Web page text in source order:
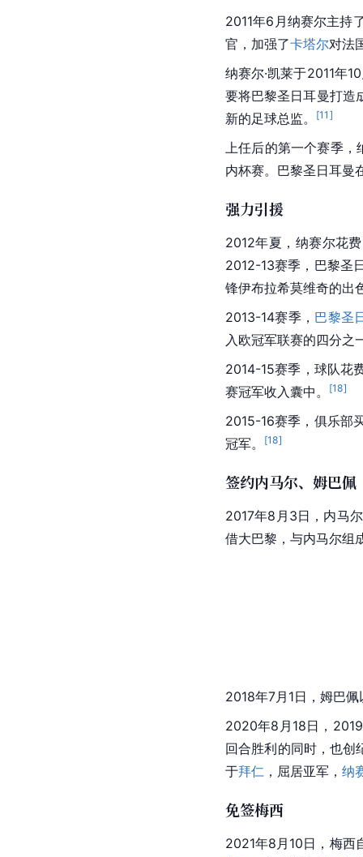
2011年6月纳赛尔主持
官，加强了卡塔尔对法
纳赛尔·凯莱于2011年
要将巴黎圣日耳曼打造
新的足球总监。
[11 ]
上任后的第一个赛季，
内杯赛。 巴黎圣日耳曼
强力引援
2012年夏， 纳赛尔花
2012-13赛季， 巴黎圣
锋伊布拉希莫维奇的出
2013-14赛季， 巴黎圣
入欧冠军联赛的四分之
2014-15赛季，球队花
赛冠军收入囊中。
[18]
2015-16赛季，俱乐部
冠军。
[18]
签约内马尔、姆巴佩
2017年8月3日，内马
借大巴黎 ，与内马尔
2018年7月1日， 姆巴佩
2020年8月18日，
回合胜利的同时，也创
于拜仁 ，屈居亚军， 纳
免签梅西
2021年8月10日， 梅西